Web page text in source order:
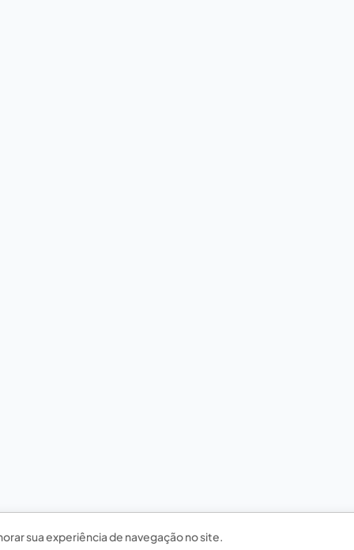
sua experiência de navegação no site.